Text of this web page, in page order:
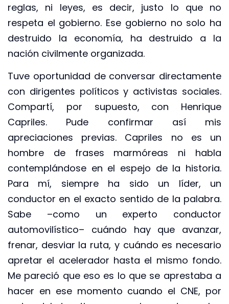
reglas, ni leyes, es decir, justo lo que no
respeta el gobierno. Ese gobierno no solo ha
destruido la economía, ha destruido a la
nación civilmente organizada.
Tuve oportunidad de conversar directamente
con dirigentes políticos y activistas sociales.
Compartí, por supuesto, con Henrique
Capriles. Pude confirmar así mis
apreciaciones previas. Capriles no es un
hombre de frases marmóreas ni habla
contemplándose en el espejo de la historia.
Para mí, siempre ha sido un líder, un
conductor en el exacto sentido de la palabra.
Sabe –como un experto conductor
automovilístico– cuándo hay que avanzar,
frenar, desviar la ruta, y cuándo es necesario
apretar el acelerador hasta el mismo fondo.
Me pareció que eso es lo que se aprestaba a
hacer en ese momento cuando el CNE, por